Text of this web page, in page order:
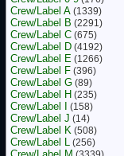
Crew/Label A (1339)
Crew/Label B (2291)
Crew/Label C (675)
Crew/Label D (4192)
Crew/Label E (1266)
Crew/Label F (396)
Crew/Label G (89)
Crew/Label H (235)
Crew/Label I (158)
Crew/Label J (14)
Crew/Label K (508)
Crew/Label L (256)